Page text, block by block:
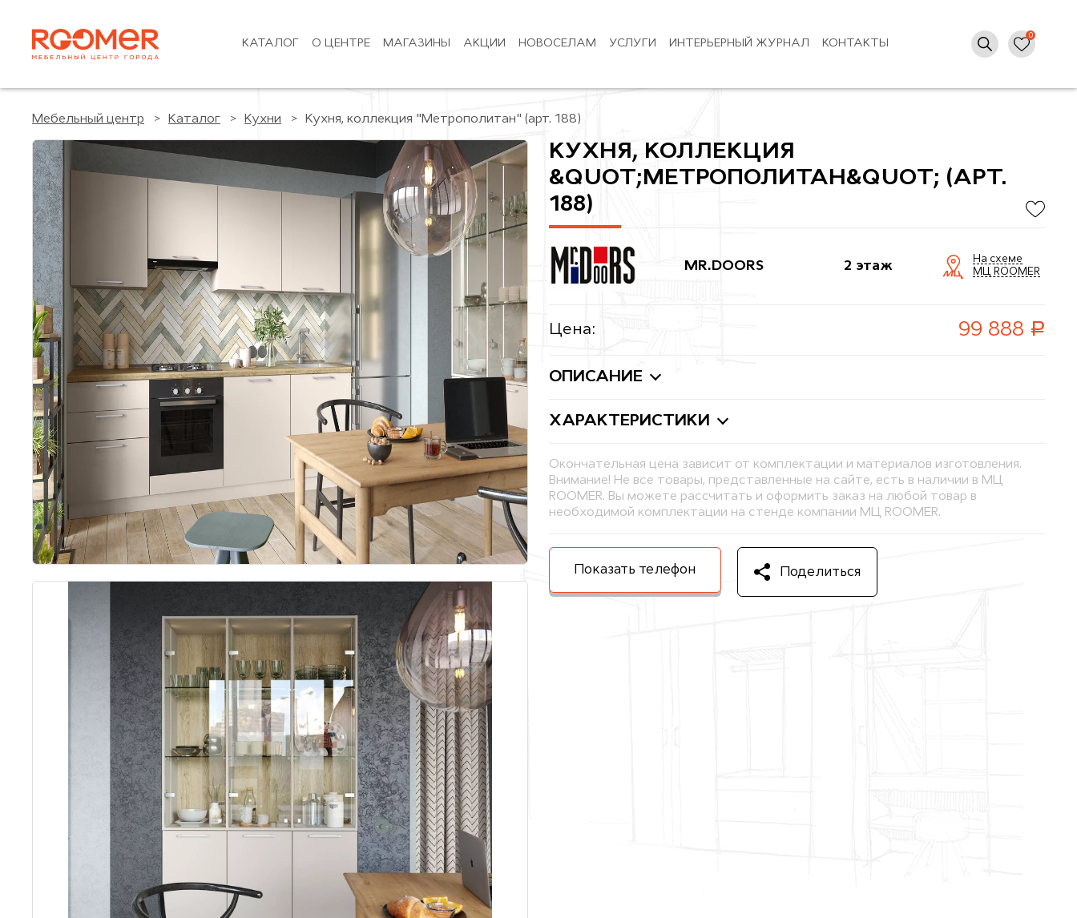
КАТАЛОГ О ЦЕНТРЕ МАГАЗИНЫ АКЦИИ НОВОСЕЛАМ УСЛУГИ ИНТЕРЬЕРНЫЙ ЖУРНАЛ КОНТАКТЫ
Мебельный центр Каталог Кухни Кухня, коллекция "Метрополитан" (арт. 188)
КУХНЯ, КОЛЛЕКЦИЯ
&QUOT;МЕТРОПОЛИТАН&QUOT; (АРТ.
188)
MR.DOORS 2 этаж
На схеме
МЦ ROOMER
Цена: 99 888 руб.
ОПИСАНИЕ
ХАРАКТЕРИСТИКИ
Окончательная цена зависит от комплектации и материалов изготовления.
Внимание! Не все товары, представленные на сайте, есть в наличии в МЦ
ROOMER. Вы можете рассчитать и оформить заказ на любой товар в
необходимой комплектации на стенде компании МЦ ROOMER.
Показать телефон Поделиться